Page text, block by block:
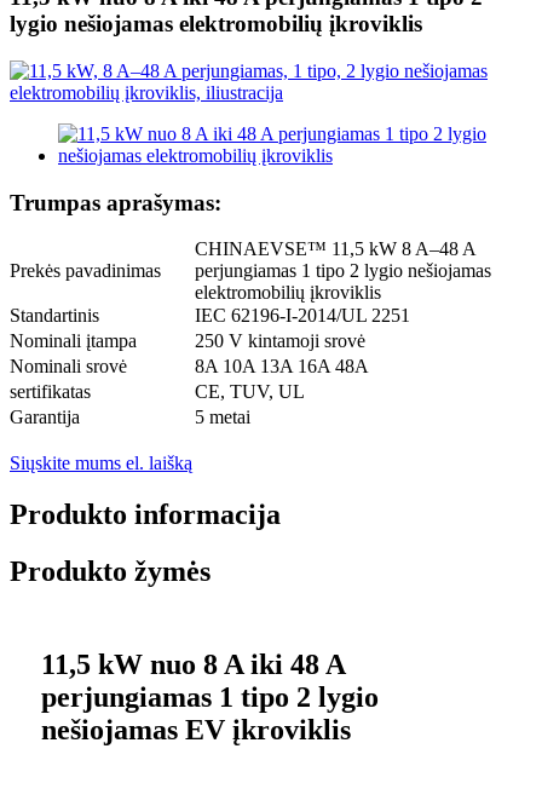
lygio nešiojamas elektromobilių įkroviklis
Trumpas aprašymas:
Prekės pavadinimas
CHINAEVSE™️ 11,5 kW 8 A–48 A
perjungiamas 1 tipo 2 lygio nešiojamas
elektromobilių įkroviklis
Standartinis
IEC 62196-I-2014/UL 2251
Nominali įtampa
250 V kintamoji srovė
Nominali srovė
8A 10A 13A 16A 48A
sertifikatas
CE, TUV, UL
Garantija
5 metai
Siųskite mums el. laišką
Produkto informacija
Produkto žymės
11,5 kW nuo 8 A iki 48 A
perjungiamas 1 tipo 2 lygio
nešiojamas EV įkroviklis